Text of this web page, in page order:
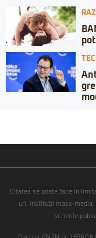
Citarea se poate face în
uri, instituţii mass-media,
scrierile